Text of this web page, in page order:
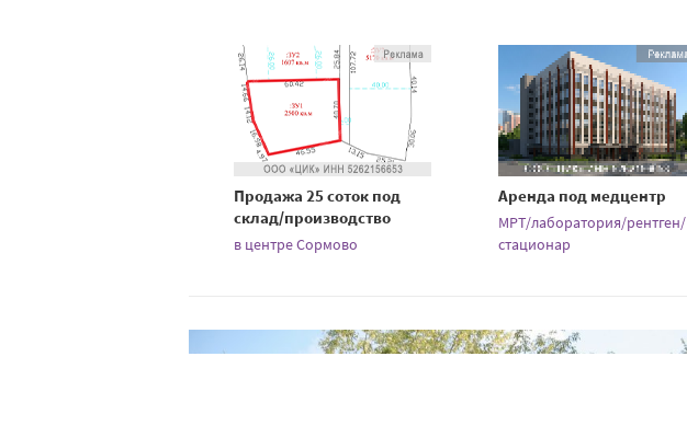
Продажа 25 соток под
склад/производство
в центре Сормово
Аренда под медцентр
МРТ/лаборатория/рентген/
стационар